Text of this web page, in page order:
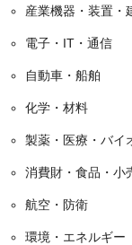
産業機器・装置・
電子・IT・通信
自動車・船舶
化学・材料
製薬・医療・バイ
消費財・食品・小
航空・防衛
環境・エネルギー